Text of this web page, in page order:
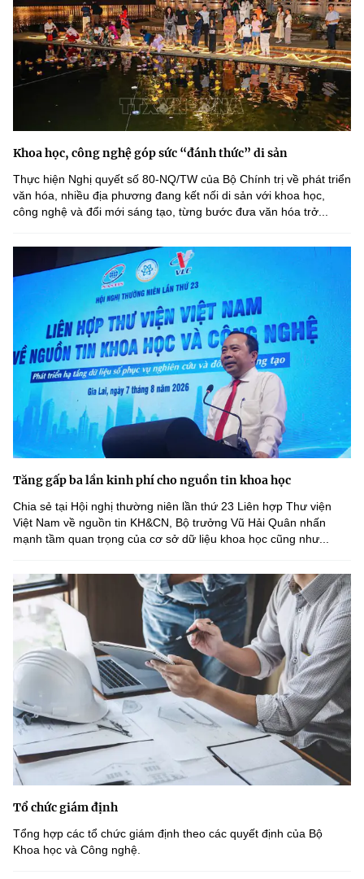
Khoa học, công nghệ góp sức “đánh thức” di sản
Thực hiện Nghị quyết số 80-NQ/TW của Bộ Chính trị về phát triển
văn hóa, nhiều địa phương đang kết nối di sản với khoa học,
công nghệ và đổi mới sáng tạo, từng bước đưa văn hóa trở...
Tăng gấp ba lần kinh phí cho nguồn tin khoa học
Chia sẻ tại Hội nghị thường niên lần thứ 23 Liên hợp Thư viện
Việt Nam về nguồn tin KH&CN, Bộ trưởng Vũ Hải Quân nhấn
mạnh tầm quan trọng của cơ sở dữ liệu khoa học cũng như...
Tổ chức giám định
Tổng hợp các tổ chức giám định theo các quyết định của Bộ
Khoa học và Công nghệ.